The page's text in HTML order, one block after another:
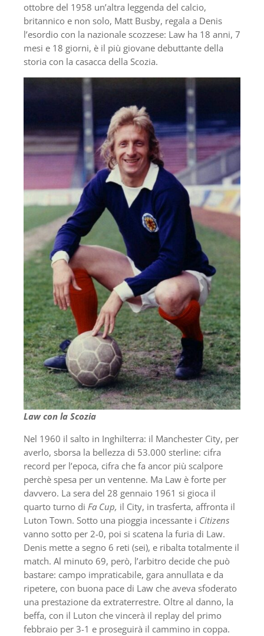
ottobre del 1958 un’altra leggenda del calcio,
britannico e non solo, Matt Busby, regala a Denis
l’esordio con la nazionale scozzese: Law ha 18 anni, 7
mesi e 18 giorni, è il più giovane debuttante della
storia con la casacca della Scozia.
Law con la Scozia
Nel 1960 il salto in Inghilterra: il Manchester City, per
averlo, sborsa la bellezza di 53.000 sterline: cifra
record per l’epoca, cifra che fa ancor più scalpore
perchè spesa per un ventenne. Ma Law è forte per
davvero. La sera del 28 gennaio 1961 si gioca il
quarto turno di Fa Cup, il City, in trasferta, affronta il
Luton Town. Sotto una pioggia incessante i Citizens
vanno sotto per 2-0, poi si scatena la furia di Law.
Denis mette a segno 6 reti (sei), e ribalta totalmente il
match. Al minuto 69, però, l’arbitro decide che può
bastare: campo impraticabile, gara annullata e da
ripetere, con buona pace di Law che aveva sfoderato
una prestazione da extraterrestre. Oltre al danno, la
beffa, con il Luton che vincerà il replay del primo
febbraio per 3-1 e proseguirà il cammino in coppa.